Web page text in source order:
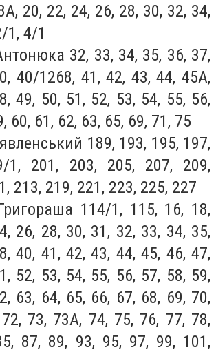
20, 22, 24, 26, 28, 30, 32, 34,
1, 4/1
32, 33, 34, 35, 36, 37,
40/1268, 41, 42, 43, 44, 45А,
49, 50, 51, 52, 53, 54, 55, 56,
60, 61, 62, 63, 65, 69, 71, 75
189, 193, 195, 197,
1, 201, 203, 205, 207, 209,
213, 219, 221, 223, 225, 227
114/1, 115, 16, 18,
26, 28, 30, 31, 32, 33, 34, 35,
40, 41, 42, 43, 44, 45, 46, 47,
52, 53, 54, 55, 56, 57, 58, 59,
63, 64, 65, 66, 67, 68, 69, 70,
73, 73А, 74, 75, 76, 77, 78,
87, 89, 93, 95, 97, 99, 101,